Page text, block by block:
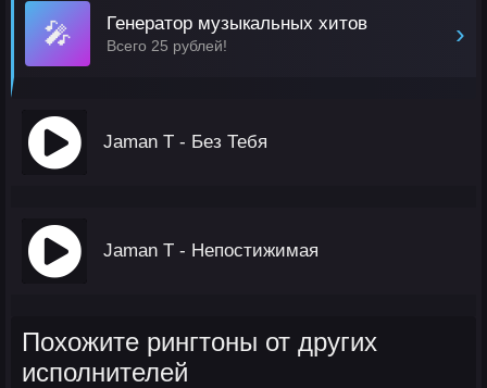
🎤 Генератор музыкальных хитов
Всего 25 рублей! ›
Jaman T - Без Тебя
Jaman T - Непостижимая
Похожите рингтоны от других
исполнителей